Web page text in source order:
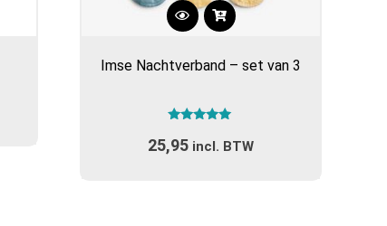
Dit
heeft
variaties.
optie
Imse Nachtverband – set van 3
5.00
uit 5
25,95 incl. BTW